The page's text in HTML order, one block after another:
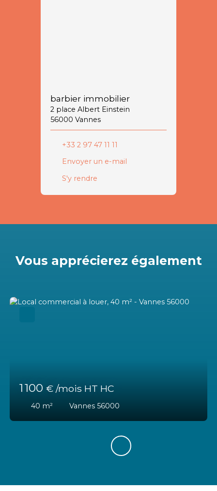
barbier immobilier
2 place Albert Einstein
56000 Vannes
+33 2 97 47 11 11
Envoyer un e-mail
S'y rendre
Vous apprécierez également
1 100 € /mois HT HC
40 m² Vannes 56000